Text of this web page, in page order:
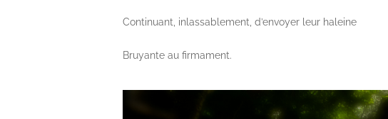
Continuant, inlassablement, d’envoyer leur haleine
Bruyante au firmament.